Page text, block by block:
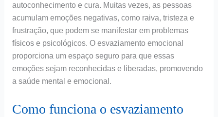
autoconhecimento e cura. Muitas vezes, as pessoas
acumulam emoções negativas, como raiva, tristeza e
frustração, que podem se manifestar em problemas
físicos e psicológicos. O esvaziamento emocional
proporciona um espaço seguro para que essas
emoções sejam reconhecidas e liberadas, promovendo
a saúde mental e emocional.
Como funciona o esvaziamento